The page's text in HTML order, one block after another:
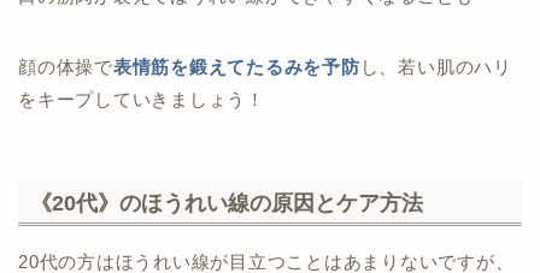
顔の体操で表情筋を鍛えてたるみを予防 し、若い肌のハリ
をキープしていきましょう！
《20代》のほうれい線の原因とケア方法
20代の方はほうれい線が目立つことはあまりないですが、